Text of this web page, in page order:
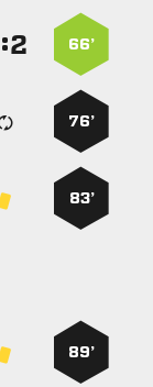
66’
:
76’
83’
89’